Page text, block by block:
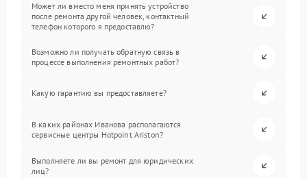
Может ли вместо меня принять устройство
после ремонта другой человек, контактный
телефон которого я предоставлю?
Возможно ли получать обратную связь в
процессе выполнения ремонтных работ?
Какую гарантию вы предоставляете?
В каких районах Иванова располагаются
сервисные центры Hotpoint Ariston?
Выполняете ли вы ремонт для юридических
лиц?